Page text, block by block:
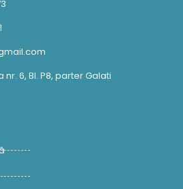
6, Bl. P8, parter Galati